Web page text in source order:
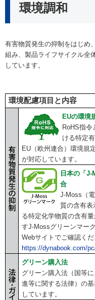
環境調和
有害物質発生の抑制をはじめ
組み、製品ライフサイクル全
しています。
環境配慮項目と内容
EUの環境
RoHS指
ける特定
EU（欧州連合）環境規
が対応しています。
日本の「
合
J-Moss（
質の含有表
る特定化学物質の含有
すJ-Mossグリーンマー
Webサイトでご確認くだ
https://dynabook.com/
グリーン購入法
グリーン購入法（国等
進等に関する法律）の
しています。